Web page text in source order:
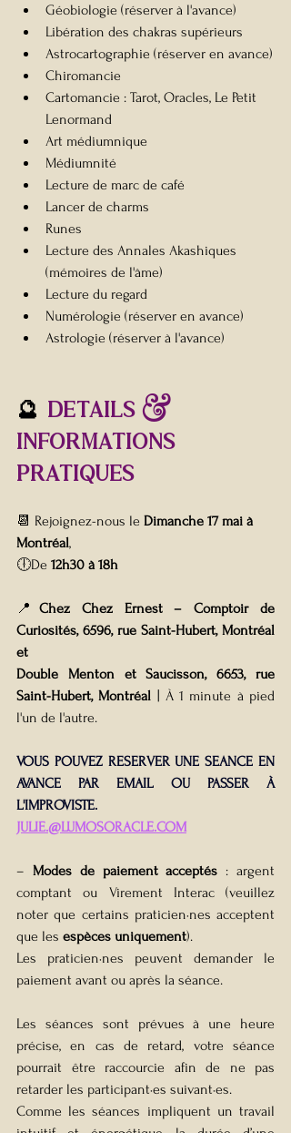
Géobiologie (réserver à l'avance)
Libération des chakras supérieurs
Astrocartographie (réserver en avance)
Chiromancie
Cartomancie : Tarot, Oracles, Le Petit
Lenormand
Art médiumnique
Médiumnité
Lecture de marc de café
Lancer de charms
Runes
Lecture des Annales Akashiques
(mémoires de l'âme)
Lecture du regard
Numérologie (réserver en avance)
Astrologie (réserver à l'avance)
🔮 DETAILS &
INFORMATIONs
pratiques
📆 Rejoignez-nous le Dimanche 17 mai à
Montréal,
🕕De 12h30 à 18h
📍 Chez Chez Ernest – Comptoir de
Curiosités, 6596, rue Saint-Hubert, Montréal
et
Double Menton et Saucisson, 6653, rue
Saint-Hubert, Montréal | À 1 minute à pied
l'un de l'autre.
VOUS POUVEZ RESERVER UNE SEANCE EN
AVANCE PAR EMAIL OU PASSER À
L'IMPROVISTE.
JULIE.@LUMOSORACLE.COM
– Modes de paiement acceptés : argent
comptant ou Virement Interac (veuillez
noter que certains praticien·nes acceptent
que les espèces uniquement).
Les praticien·nes peuvent demander le
paiement avant ou après la séance.
Les séances sont prévues à une heure
précise, en cas de retard, votre séance
pourrait être raccourcie afin de ne pas
retarder les participant·es suivant·es.
Comme les séances impliquent un travail